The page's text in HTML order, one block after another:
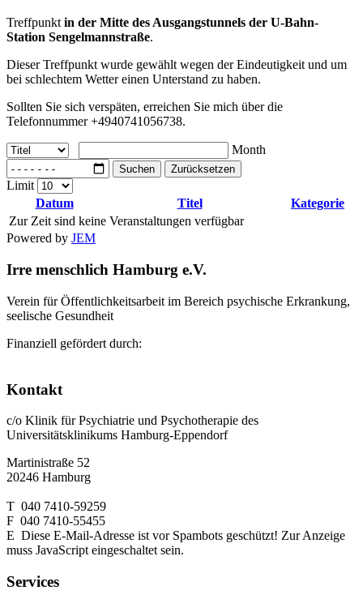
Treffpunktin der Mitte des Ausgangstunnels der U-Bahn-
Station Sengelmannstraße.
Dieser Treffpunkt wurde gewählt wegen der Eindeutigkeit und um
bei schlechtem Wetter einen Unterstand zu haben.
Sollten Sie sich verspäten, erreichen Sie mich über die
Telefonnummer +4940741056738.
Month
Suchen Zurücksetzen
Limit
Datum
Titel
Kategorie
Zur Zeit sind keine Veranstaltungen verfügbar
Powered by JEM
Irre menschlich Hamburg e.V.
Verein für Öffentlichkeitsarbeit im Bereich psychische Erkrankung,
seelische Gesundheit
Finanziell gefördert durch:
Kontakt
c/o Klinik für Psychiatrie und Psychotherapie des
Universitätsklinikums Hamburg-Eppendorf
Martinistraße 52
20246 Hamburg
T 040 7410-59259
F 040 7410-55455
E Diese E-Mail-Adresse ist vor Spambots geschützt! Zur Anzeige
muss JavaScript eingeschaltet sein.
Services